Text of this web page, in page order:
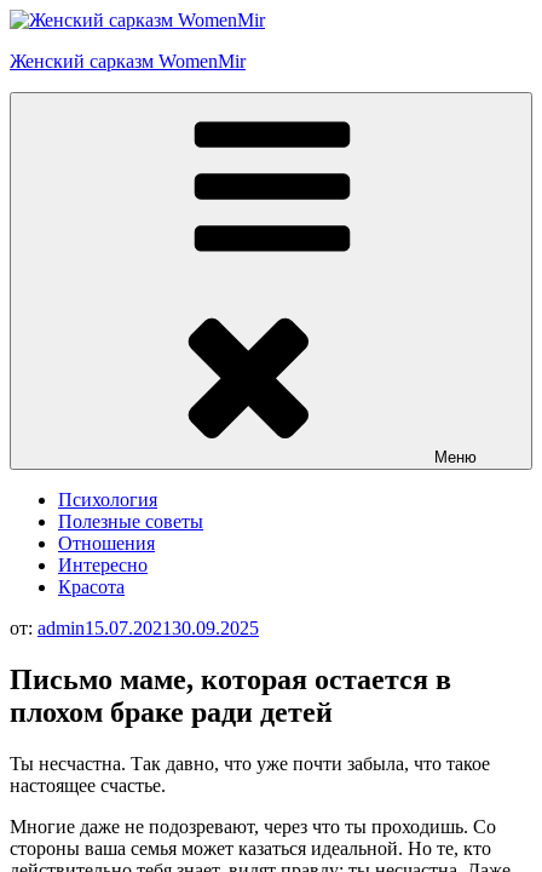
Перейти
содержимому
Женский сарказм WomenMir
Меню
Психология
Полезные советы
Отношения
Интересно
Красота
от: admin15.07.202130.09.2025
Письмо маме, которая остается в
плохом браке ради детей
Ты несчастна. Так давно, что уже почти забыла, что такое
настоящее счастье.
Многие даже не подозревают, через что ты проходишь. Со
стороны ваша семья может казаться идеальной. Но те, кто